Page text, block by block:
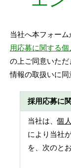
当社へ本フォー
用応募に関する
の上ご同意いた
情報の取扱いに同
採用応募に
当社は、個
により当社
を、次のと